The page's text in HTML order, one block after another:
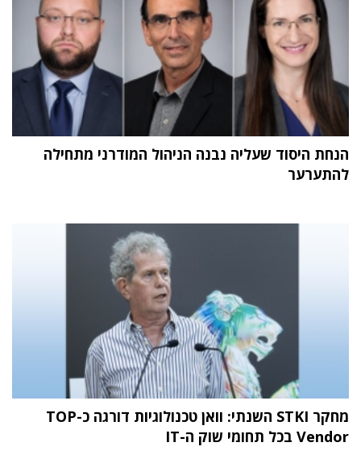
הנחת היסוד שעליה נבנה הניהול המודרני מתחילה
להתערער
מחקר STKI השנתי: וואן טכנולוגיות דורגה כ-TOP
Vendor בכל תחומי שוק ה-IT